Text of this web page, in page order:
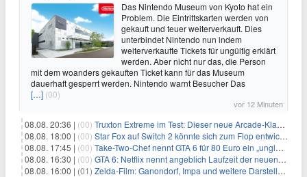
Das Nintendo Museum von Kyoto hat ein
Problem. Die Eintrittskarten werden von
gekauft und teuer weiterverkauft. Dies
unterbindet Nintendo nun indem
weiterverkaufte Tickets für ungültig erklärt
werden. Aber nicht nur das, die Person
mit dem woanders gekauften Ticket kann für das Museum
dauerhaft gesperrt werden. Nintendo warnt Besucher Das
[…] (00)
vor 12 Minuten
08.08. 20:36 | (00) Truxton Extreme im Test: Dieser neue Arcade-Klassiker verzeiht dir gar nichts
08.08. 18:00 | (00) Star Fox auf Switch 2 könnte sich zum Flop entwickeln
08.08. 17:45 | (00) Take-Two-Chef nennt GTA 6 für 80 Euro ein „unglaubliches Schnäppchen“
08.08. 16:30 | (00) GTA 6: Netflix nennt angeblich Laufzeit der neuen Gameplay-Präsentation
08.08. 16:00 | (01) Zelda-Film: Ganondorf, Impa und weitere Darsteller sollen feststehen